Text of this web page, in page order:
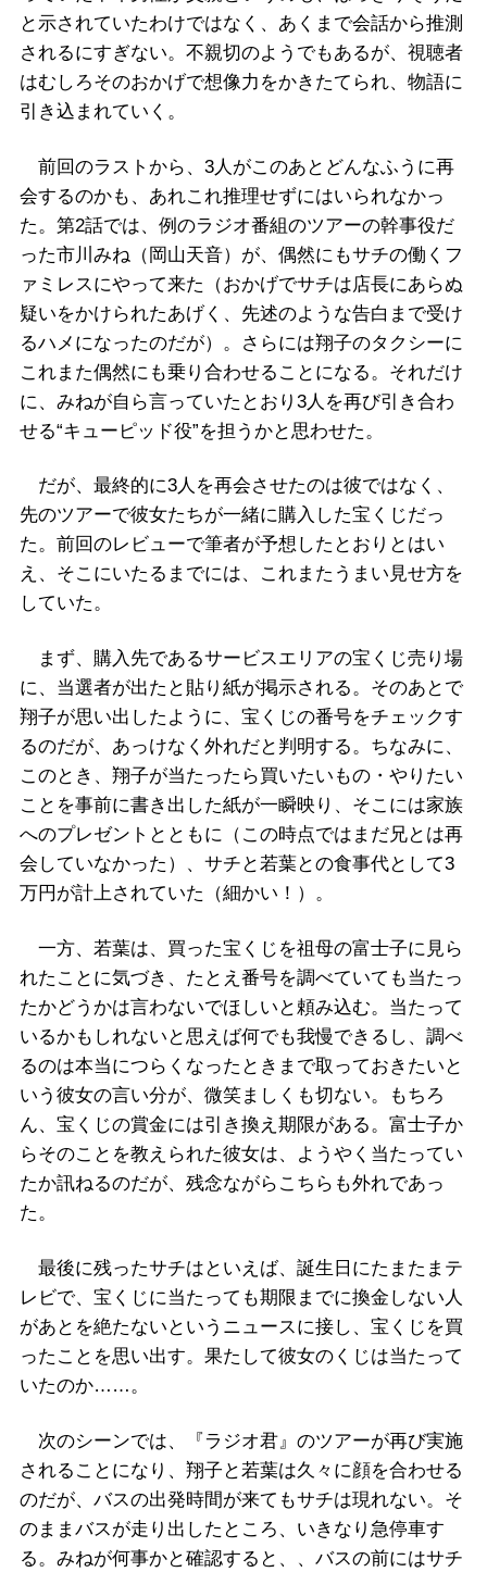
と示されていたわけではなく、あくまで会話から推測
されるにすぎない。不親切のようでもあるが、視聴者
はむしろそのおかげで想像力をかきたてられ、物語に
引き込まれていく。
前回のラストから、3人がこのあとどんなふうに再
会するのかも、あれこれ推理せずにはいられなかっ
た。第2話では、例のラジオ番組のツアーの幹事役だ
った市川みね（岡山天音）が、偶然にもサチの働くフ
ァミレスにやって来た（おかげでサチは店長にあらぬ
疑いをかけられたあげく、先述のような告白まで受け
るハメになったのだが）。さらには翔子のタクシーに
これまた偶然にも乗り合わせることになる。それだけ
に、みねが自ら言っていたとおり3人を再び引き合わ
せる“キューピッド役”を担うかと思わせた。
だが、最終的に3人を再会させたのは彼ではなく、
先のツアーで彼女たちが一緒に購入した宝くじだっ
た。前回のレビューで筆者が予想したとおりとはい
え、そこにいたるまでには、これまたうまい見せ方を
していた。
まず、購入先であるサービスエリアの宝くじ売り場
に、当選者が出たと貼り紙が掲示される。そのあとで
翔子が思い出したように、宝くじの番号をチェックす
るのだが、あっけなく外れだと判明する。ちなみに、
このとき、翔子が当たったら買いたいもの・やりたい
ことを事前に書き出した紙が一瞬映り、そこには家族
へのプレゼントとともに（この時点ではまだ兄とは再
会していなかった）、サチと若葉との食事代として3
万円が計上されていた（細かい！）。
一方、若葉は、買った宝くじを祖母の富士子に見ら
れたことに気づき、たとえ番号を調べていても当たっ
たかどうかは言わないでほしいと頼み込む。当たって
いるかもしれないと思えば何でも我慢できるし、調べ
るのは本当につらくなったときまで取っておきたいと
いう彼女の言い分が、微笑ましくも切ない。もちろ
ん、宝くじの賞金には引き換え期限がある。富士子か
らそのことを教えられた彼女は、ようやく当たってい
たか訊ねるのだが、残念ながらこちらも外れであっ
た。
最後に残ったサチはといえば、誕生日にたまたまテ
レビで、宝くじに当たっても期限までに換金しない人
があとを絶たないというニュースに接し、宝くじを買
ったことを思い出す。果たして彼女のくじは当たって
いたのか……。
次のシーンでは、『ラジオ君』のツアーが再び実施
されることになり、翔子と若葉は久々に顔を合わせる
のだが、バスの出発時間が来てもサチは現れない。そ
のままバスが走り出したところ、いきなり急停車す
る。みねが何事かと確認すると、、バスの前にはサチ